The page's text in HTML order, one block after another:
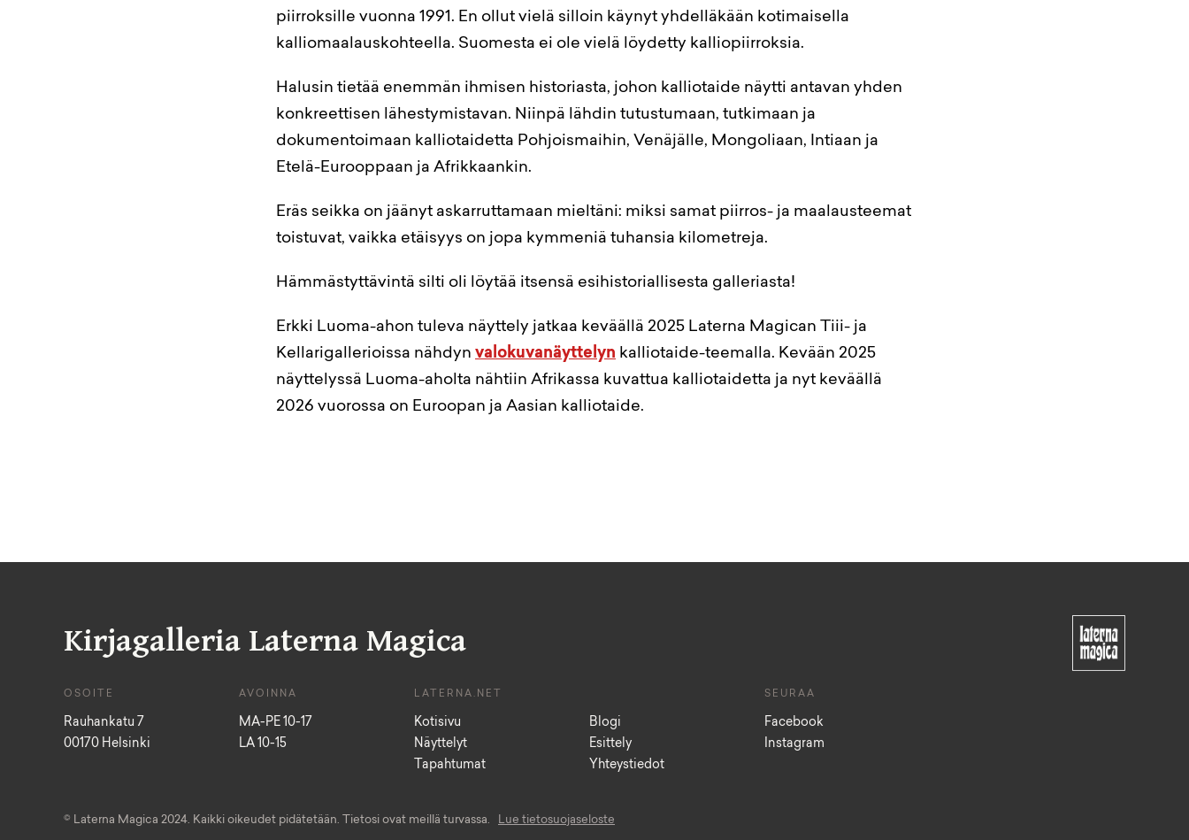
piirroksille vuonna 1991. En ollut vielä silloin käynyt yhdelläkään kotimaisella
kalliomaalauskohteella. Suomesta ei ole vielä löydetty kalliopiirroksia.
Halusin tietää enemmän ihmisen historiasta, johon kalliotaide näytti antavan yhden
konkreettisen lähestymistavan. Niinpä lähdin tutustumaan, tutkimaan ja
dokumentoimaan kalliotaidetta Pohjoismaihin, Venäjälle, Mongoliaan, Intiaan ja
Etelä-Eurooppaan ja Afrikkaankin.
Eräs seikka on jäänyt askarruttamaan mieltäni: miksi samat piirros- ja maalausteemat
toistuvat, vaikka etäisyys on jopa kymmeniä tuhansia kilometreja.
Hämmästyttävintä silti oli löytää itsensä esihistoriallisesta galleriasta!
Erkki Luoma-ahon tuleva näyttely jatkaa keväällä 2025 Laterna Magican Tiii- ja
Kellarigallerioissa nähdyn valokuvanäyttelyn kalliotaide-teemalla. Kevään 2025
näyttelyssä Luoma-aholta nähtiin Afrikassa kuvattua kalliotaidetta ja nyt keväällä
2026 vuorossa on Euroopan ja Aasian kalliotaide.
Kirjagalleria Laterna Magica
OSOITE
Rauhankatu 7
00170 Helsinki
AVOINNA
MA-PE 10-17
LA 10-15
LATERNA.NET
Kotisivu
Näyttelyt
Tapahtumat
Blogi
Esittely
Yhteystiedot
SEURAA
Facebook
Instagram
© Laterna Magica 2024. Kaikki oikeudet pidätetään. Tietosi ovat meillä turvassa. Lue tietosuojaseloste